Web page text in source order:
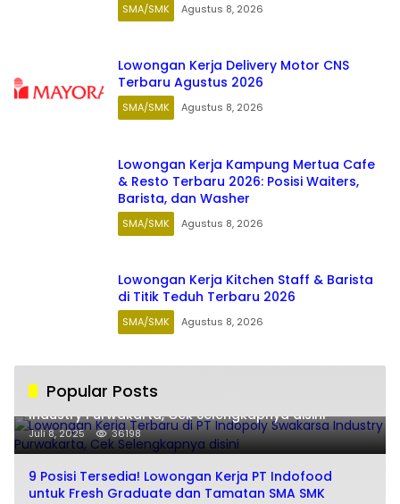
SMA/SMK Agustus 8, 2026
Lowongan Kerja Delivery Motor CNS
Terbaru Agustus 2026
SMA/SMK Agustus 8, 2026
Lowongan Kerja Kampung Mertua Cafe
& Resto Terbaru 2026: Posisi Waiters,
Barista, dan Washer
SMA/SMK Agustus 8, 2026
Lowongan Kerja Kitchen Staff & Barista
di Titik Teduh Terbaru 2026
SMA/SMK Agustus 8, 2026
Popular Posts
Lowongan Kerja Terbaru di PT Indopoly Swakarsa
Industry Purwakarta, Cek Selengkapnya disini
Juli 8, 2025 36198
9 Posisi Tersedia! Lowongan Kerja PT Indofood
untuk Fresh Graduate dan Tamatan SMA SMK